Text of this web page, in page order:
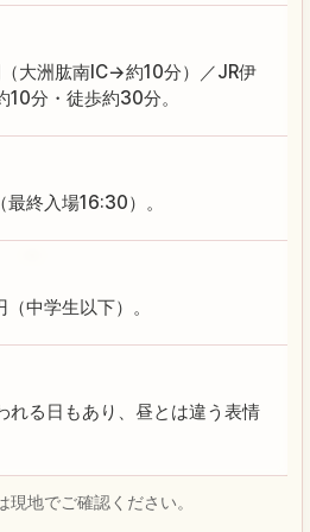
大洲肱南IC→約10分）／JR伊
分・徒歩約30分。
終入場16:30）。
中学生以下）。
れる日もあり、昼とは違う表情
地でご確認ください。